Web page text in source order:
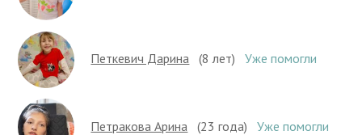
Петкевич Дарина (8 лет) Уже помогли
Петракова Арина (23 года) Уже помогли